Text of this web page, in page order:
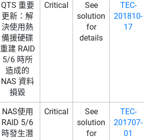
QTS 重要
更新：解
決使用熱
備援硬碟
重建 RAID
5/6 時所
造成的
NAS 資料
損毀
Critical
See
solution
for
details
TEC-
201810-
17
NAS使用
RAID 5/6
時發生潛
Critical
See
solution
for
TEC-
201707-
01